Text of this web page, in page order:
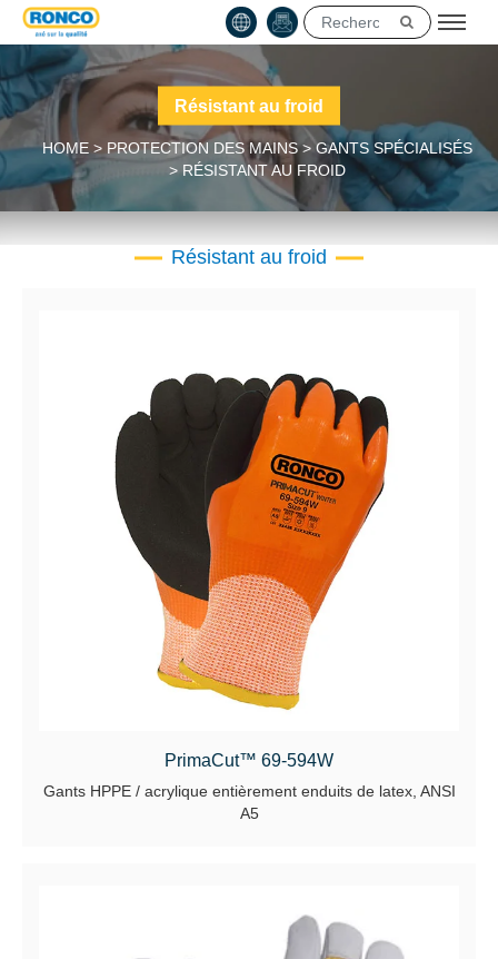
Résistant au froid
HOME > PROTECTION DES MAINS>GANTS SPÉCIALISÉS
> RÉSISTANT AU FROID
Résistant au froid
PrimaCut™ 69-594W
Gants HPPE / acrylique entièrement enduits de latex, ANSI
A5